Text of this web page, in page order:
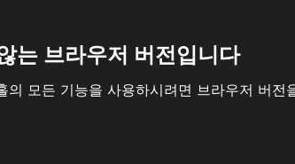
는 브라우저 버전입니다
의 모든 기능을 사용하시려면 브라우저 버전